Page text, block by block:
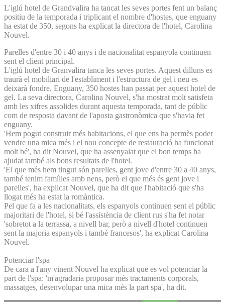
L'iglú hotel de Grandvalira ha tancat les seves portes fent un balanç
positiu de la temporada i triplicant el nombre d'hostes, que enguany
ha estat de 350, segons ha explicat la directora de l'hotel, Carolina
Nouvel.
Parelles d'entre 30 i 40 anys i de nacionalitat espanyola continuen
sent el client principal.
L'iglú hotel de Granvalira tanca les seves portes. Aquest dilluns es
traurà el mobiliari de l'establiment i l'estructura de gel i neu es
deixarà fondre. Enguany, 350 hostes han passat per aquest hotel de
gel. La seva directora, Carolina Nouvel, s'ha mostrat molt satisfeta
amb les xifres assolides durant aquesta temporada, tant de públic
com de resposta davant de l'aposta gastronòmica que s'havia fet
enguany.
'Hem pogut construir més habitacions, el que ens ha permès poder
vendre una mica més i el nou concepte de restauració ha funcionat
molt bé', ha dit Nouvel, que ha assenyalat que el bon temps ha
ajudat també als bons resultats de l'hotel.
'El que més hem tingut són parelles, gent jove d'entre 30 a 40 anys,
també tenim famílies amb nens, però el que més és gent jove i
parelles', ha explicat Nouvel, que ha dit que l'habitació que s'ha
llogat més ha estat la romàntica.
Pel que fa a les nacionalitats, els espanyols continuen sent el públic
majoritari de l'hotel, si bé l'assistència de client rus s'ha fet notar
'sobretot a la terrassa, a nivell bar, però a nivell d'hotel continuen
sent la majoria espanyols i també francesos', ha explicat Carolina
Nouvel.
Potenciar l'spa
De cara a l'any vinent Nouvel ha explicat que es vol potenciar la
part de l'spa: 'm'agradaria proposar més tractaments corporals,
massatges, desenvolupar una mica més la part spa', ha dit.